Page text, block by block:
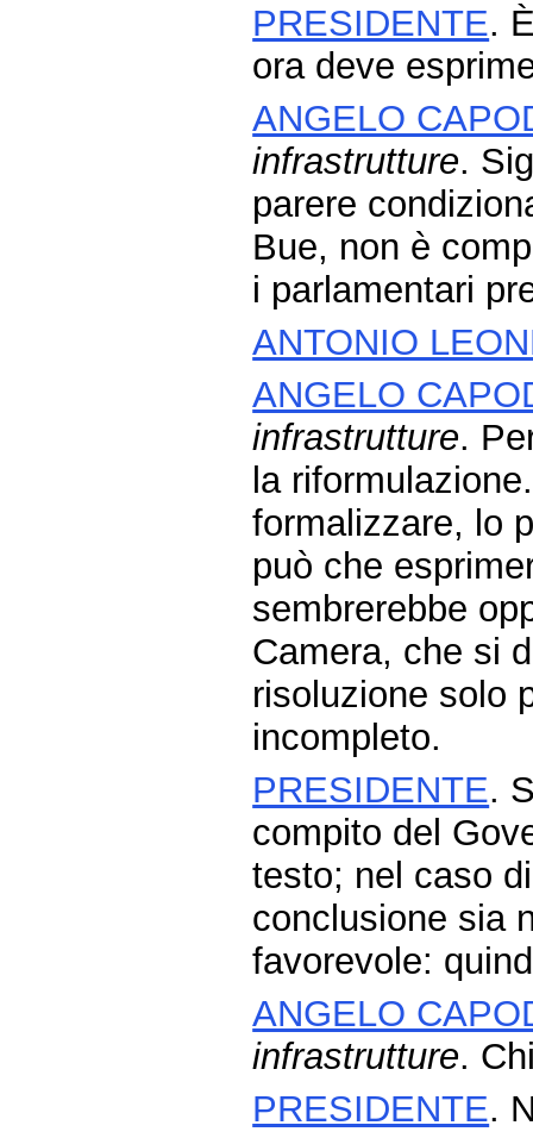
PRESIDENTE.
ora deve
ANGELO
infrastrutture.
parere
Bue, non è
i parlamentari
ANTONIO
ANGELO
infrastrutture.
la
formalizzare, lo
può che
sembrerebbe
Camera, che si
risoluzione solo
incompleto.
PRESIDENTE.
compito del
testo; nel caso
conclusione sia
favorevole:
ANGELO
infrastrutture.
PRESIDENTE.